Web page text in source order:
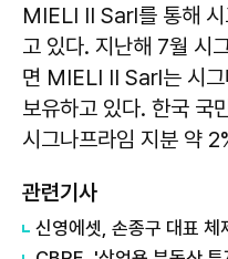
MIELI II Sarl를 통해 시
고 있다. 지난해 7월 시
면 MIELI II Sarl는 시
보유하고 있다. 한국 국
시그나프라임 지분 약
관련기사